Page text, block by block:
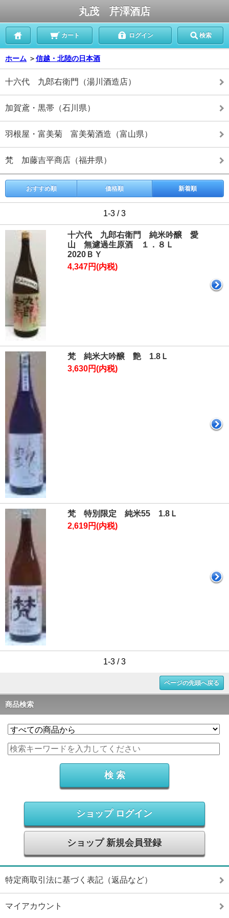
丸茂 芹澤酒店
カート ログイン 検索
ホーム ＞信越・北陸の日本酒
十六代 九郎右衛門（湯川酒造店）
加賀鳶・黒帯（石川県）
羽根屋・富美菊 富美菊酒造（富山県）
梵 加藤吉平商店（福井県）
おすすめ順 価格順 新着順
1-3 / 3
十六代 九郎右衛門 純米吟醸 愛
山 無濾過生原酒 １．８Ｌ
2020ＢＹ
4,347円(内税)
梵 純米大吟醸 艶 1.8Ｌ
3,630円(内税)
梵 特別限定 純米55 1.8Ｌ
2,619円(内税)
1-3 / 3
ページの先頭へ戻る
商品検索
ショップ ログイン
ショップ 新規会員登録
特定商取引法に基づく表記（返品など）
マイアカウント